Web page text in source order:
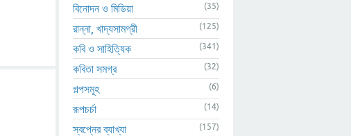
বিনোদন ও মিডিয়া (35)
রান্না, খাদ্যসামগ্রী (125)
কবি ও সাহিত্যিক (341)
কবিতা সমগ্র (32)
গল্পসমূহ (6)
রূপচর্চা (14)
স্বপ্নের ব্যাখ্যা (157)